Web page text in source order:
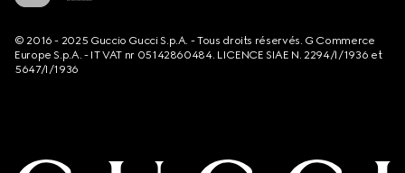
© 2016 - 2025 Guccio Gucci S.p.A. - Tous droits réservés. G Commerce
Europe S.p.A. - IT VAT nr 05142860484. LICENCE SIAE N. 2294/I/1936 et
5647/I/1936